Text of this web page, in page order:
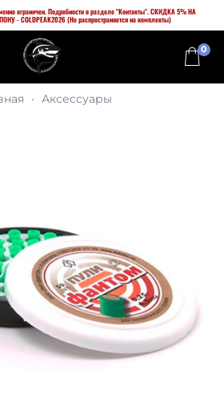
ограничен. Подробности в разделе "Контакты". СКИДКА 5% НА
- COLDPEAK2026 (Не распространяется на комплекты)
0
Аксессуары